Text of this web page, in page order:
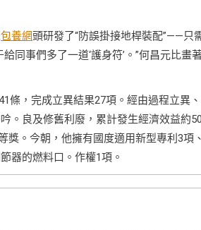
包養網頭研發了“防誤掛接地桿裝配”——只
給同事們多了一道‘護身符’。”何昌元比畫
條，完成立異結果27項。經由過程立異
。良及修舊利廢，累計發生經濟效益約
。今朝，他擁有國度適用新型專利3項、
器的燃料口。作權1項。